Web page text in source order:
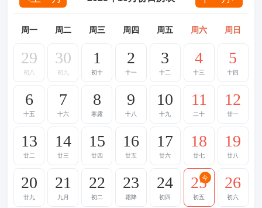
周一 周二 周三 周四 周五 周六 周日
29
初八
30
初九
1
初十
2
十一
3
十二
4
十三
5
十四
6
十五
7
十六
8
寒露
9
十八
10
十九
11
二十
12
廿一
13
廿二
14
廿三
15
廿四
16
廿五
17
廿六
18
廿七
19
廿八
20
廿九
21
九月
22
初二
23
霜降
24
初四
25
初五
今 26
初六